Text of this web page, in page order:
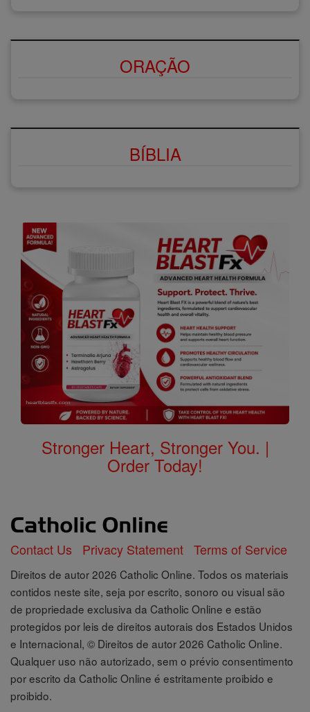
ORAÇÃO
BÍBLIA
Stronger Heart, Stronger You. |
Order Today!
Contact Us Privacy Statement Terms of Service
Direitos de autor 2026 Catholic Online. Todos os materiais
contidos neste site, seja por escrito, sonoro ou visual são
de propriedade exclusiva da Catholic Online e estão
protegidos por leis de direitos autorais dos Estados Unidos
e Internacional, © Direitos de autor 2026 Catholic Online.
Qualquer uso não autorizado, sem o prévio consentimento
por escrito da Catholic Online é estritamente proibido e
proibido.